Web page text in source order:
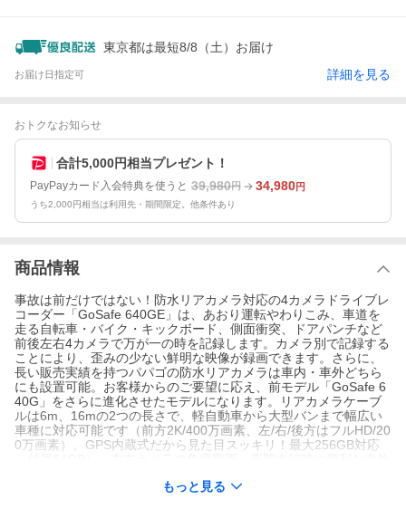
東京都は最短8/8（土）お届け
お届け日指定可 詳細を見る
おトクなお知らせ
合計5,000円相当プレゼント！
PayPayカード入会特典を使うと 39,980円 34,980円
うち2,000円相当は利用先・期間限定。他条件あり
商品情報
事故は前だけではない！防水リアカメラ対応の4カメラドライブレ
コーダー「GoSafe 640GE」は、あおり運転やわりこみ、車道を
走る自転車・バイク・キックボード、側面衝突、ドアパンチなど
前後左右4カメラで万が一の時を記録します。カメラ別で記録する
ことにより、歪みの少ない鮮明な映像が録画できます。さらに、
長い販売実績を持つパパゴの防水リアカメラは車内・車外どちら
にも設置可能。お客様からのご要望に応え、前モデル「GoSafe 6
40G」をさらに進化させたモデルになります。リアカメラケーブ
ルは6m、16mの2つの長さで、軽自動車から大型バンまで幅広い
車種に対応可能です（前方2K/400万画素、左/右/後方はフルHD/20
0万画素）。GPS内蔵式だから見た目スッキリ！最大256GB対応
画、Gセンサー、LED信号対策、地デジ対策、防犯対策機能（※要
もっと見る